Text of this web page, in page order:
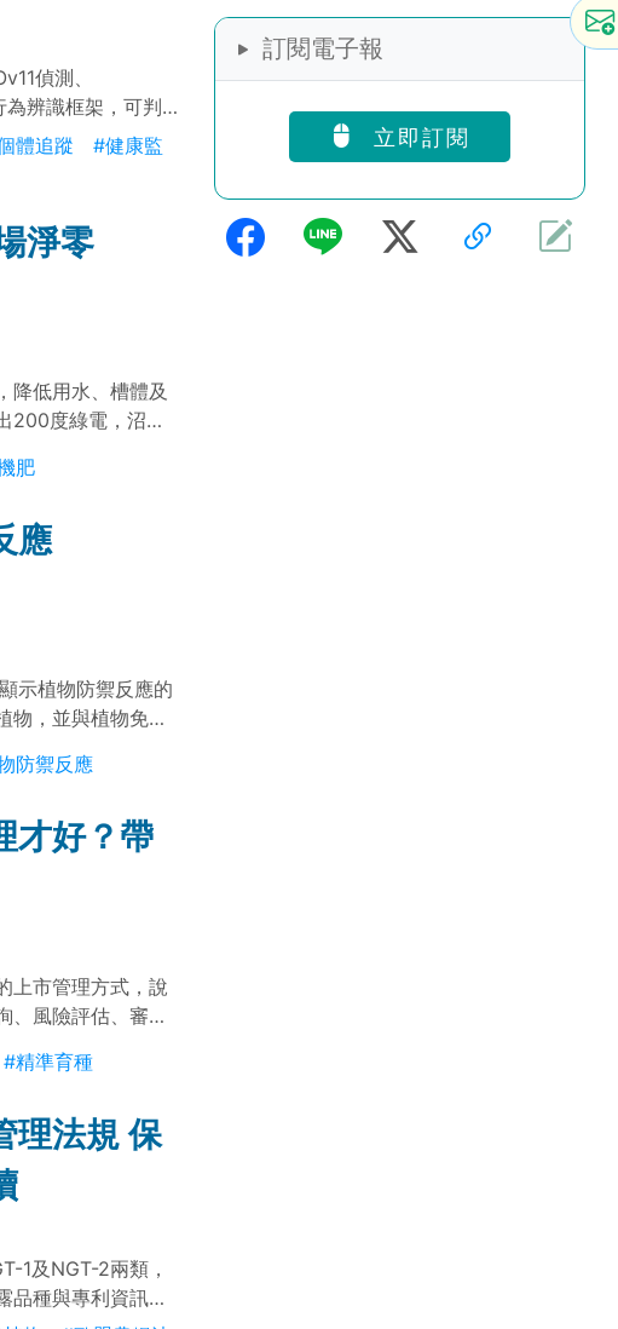
偵測、
辨識框架，可判
動紀錄，支援營養
體追蹤
#健康監
淨零
降低用水、槽體及
200度綠電，沼渣
肥
應
示植物防禦反應的
物，並與植物免疫
應啟動過程，可
防禦反應
才好？帶
上市管理方式，說
、風險評估、審
#精準育種
理法規 保
1及NGT-2兩類，
品種與專利資訊，
訂閱電子報
立即訂閱